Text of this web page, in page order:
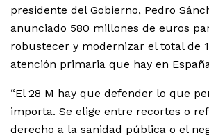
presidente del Gobierno, Pedro
anunciado 580 millones de euros
robustecer y modernizar el total de
atención primaria que hay en
“El 28 M hay que defender lo que
importa. Se elige entre recortes o
derecho a la sanidad pública o el